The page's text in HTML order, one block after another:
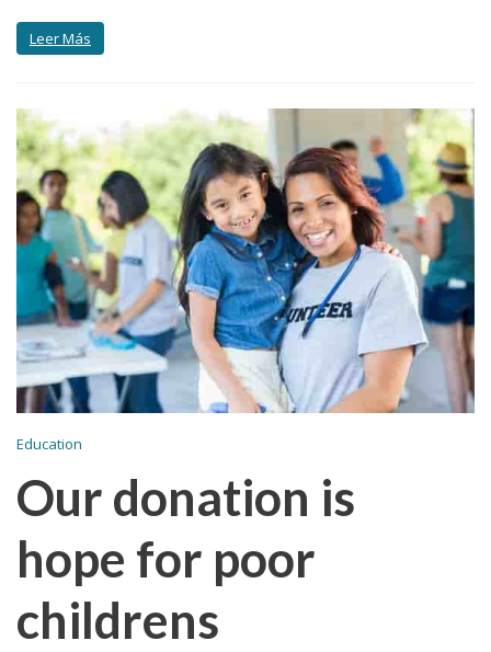
Leer Más
Education
Our donation is
hope for poor
childrens